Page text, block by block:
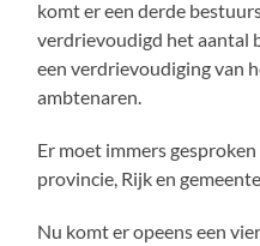
komt er een derde
verdrievoudigd het aantal
een verdrievoudiging van
ambtenaren.
Er moet immers
provincie, Rijk en
Nu komt er opeens een